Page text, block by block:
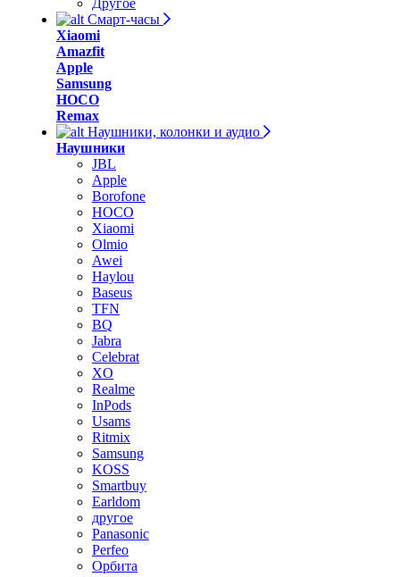
Другое
Смарт-часы
Xiaomi
Amazfit
Apple
Samsung
HOCO
Remax
Наушники, колонки и аудио
Наушники
JBL
Apple
Borofone
HOCO
Xiaomi
Olmio
Awei
Haylou
Baseus
TFN
BQ
Jabra
Celebrat
XO
Realme
InPods
Usams
Ritmix
Samsung
KOSS
Smartbuy
Earldom
другое
Panasonic
Perfeo
Орбита